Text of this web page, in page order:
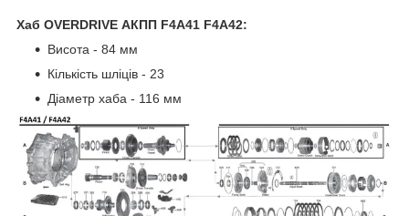
Хаб OVERDRIVE АКПП F4A41 F4A42:
Висота - 84 мм
Кількість шліців - 23
Діаметр хаба - 116 мм